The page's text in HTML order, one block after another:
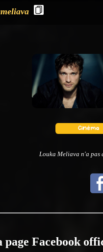
Louka Meliava n'a pas
page Facebook